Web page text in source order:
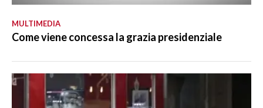
MULTIMEDIA
Come viene concessa la grazia presidenziale